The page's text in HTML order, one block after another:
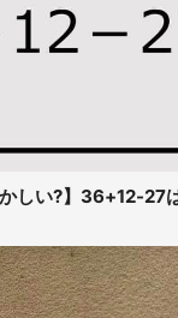
しい?】36+12-27